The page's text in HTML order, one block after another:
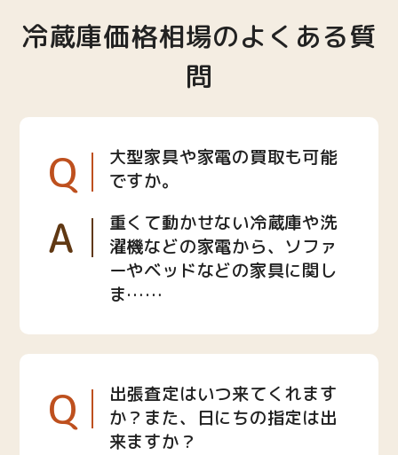
冷蔵庫価格相場のよくある質
問
Q
大型家具や家電の買取も可能
ですか。
A
重くて動かせない冷蔵庫や洗
濯機などの家電から、ソファ
ーやベッドなどの家具に関し
ま……
Q
出張査定はいつ来てくれます
か？また、日にちの指定は出
来ますか？